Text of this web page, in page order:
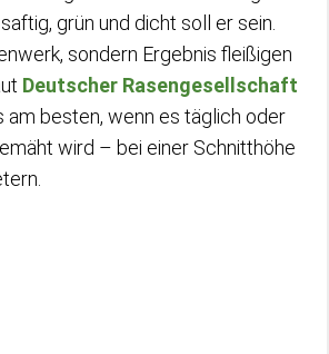
grün und dicht soll er sein.
sondern Ergebnis fleißigen
Deutscher Rasengesellschaft
am besten, wenn es täglich oder
wird – bei einer Schnitthöhe